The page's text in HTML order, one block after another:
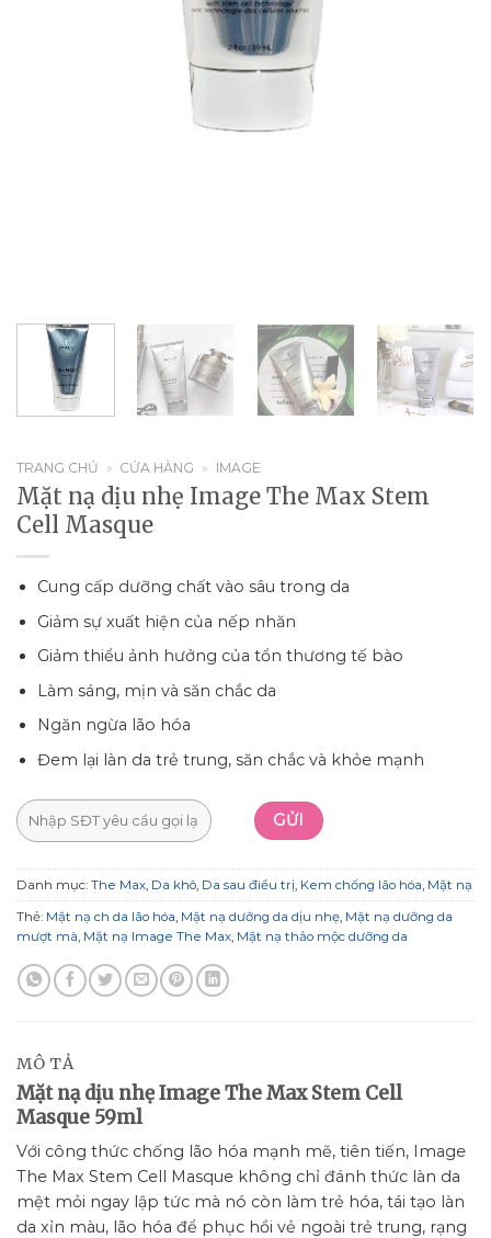
TRANG CHỦ » CỬA HÀNG » IMAGE
Mặt nạ dịu nhẹ Image The Max Stem
Cell Masque
Cung cấp dưỡng chất vào sâu trong da
Giảm sự xuất hiện của nếp nhăn
Giảm thiểu ảnh hưởng của tổn thương tế bào
Làm sáng, mịn và săn chắc da
Ngăn ngừa lão hóa
Đem lại làn da trẻ trung, săn chắc và khỏe mạnh
Danh mục: The Max Da khô Da sau điều trị Kem chống lão hóa Mặt nạ
Thẻ: Mặt nạ ch da lão hóa Mặt nạ dưỡng da dịu nhẹ Mặt nạ dưỡng da
mượt mà Mặt nạ Image The Max Mặt nạ thảo mộc dưỡng da
MÔ TẢ
Mặt nạ dịu nhẹ Image The Max Stem Cell
Masque 59ml
Với công thức chống lão hóa mạnh mẽ, tiên tiến, Image
The Max Stem Cell Masque không chỉ đánh thức làn da
mệt mỏi ngay lập tức mà nó còn làm trẻ hóa, tái tạo làn
da xỉn màu, lão hóa để phục hồi vẻ ngoài trẻ trung, rạng